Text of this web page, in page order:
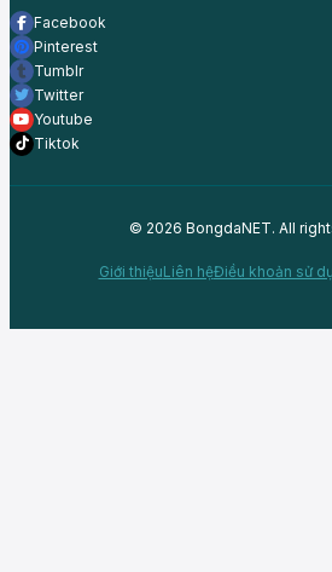
Facebook
Pinterest
Tumblr
Twitter
Youtube
Tiktok
© 2026 BongdaNET. All
Giới thiệuLiên hệĐiều khoản sử